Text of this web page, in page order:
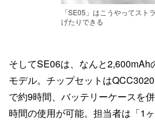
「SE05」はこうやってスト
げたりできる
そしてSE06は、なんと2,600mAh
モデル。チップセットは
で約9時間、バッテリーケースを
時間の使用が可能。担当者は「1